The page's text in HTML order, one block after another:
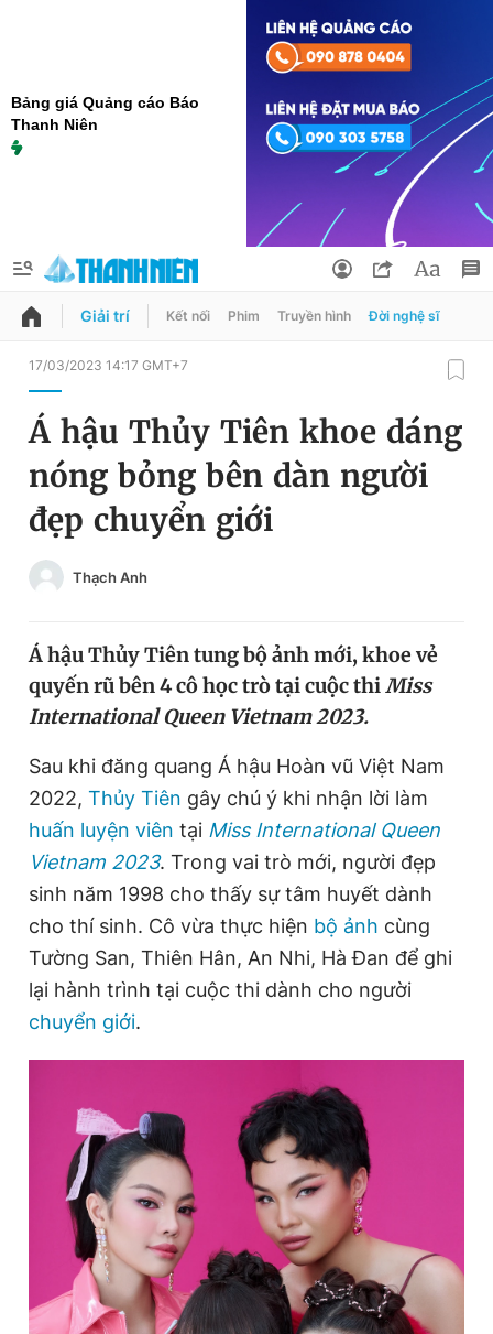
Bảng giá Quảng cáo Báo
Thanh Niên
QUẢNG CÁO
Chuyên mục
Chuyên mục khác
Chào ngày mới
Tin thị trường
Video Magazine
Sản phẩm khác
Tiện ích Bạn cần biết
Thông tin tòa soạn Liên hệ quảng cáo
Đọc Thanh Niên trên điện thoại
Theo dõi báo trên
Hotline
0906 645 777
Liên hệ quảng cáo
0908 780 404
Đổi mật khẩu
Tin đã lưu
Tin đã xem
Giải trí Kết nối Phim Truyền hình Đời nghệ sĩ
17/03/2023 14:17 GMT+7
Á hậu Thủy Tiên khoe dáng
nóng bỏng bên dàn người
đẹp chuyển giới
Thạch Anh
Á hậu Thủy Tiên tung bộ ảnh mới, khoe vẻ
quyến rũ bên 4 cô học trò tại cuộc thiMiss
International Queen Vietnam 2023.
Sau khi đăng quang Á hậu Hoàn vũ Việt Nam
2022, Thủy Tiên gây chú ý khi nhận lời làm
huấn luyện viên tại Miss International Queen
Vietnam 2023. Trong vai trò mới, người đẹp
sinh năm 1998 cho thấy sự tâm huyết dành
cho thí sinh. Cô vừa thực hiện bộ ảnh cùng
Tường San, Thiên Hân, An Nhi, Hà Đan để ghi
lại hành trình tại cuộc thi dành cho người
chuyển giới.